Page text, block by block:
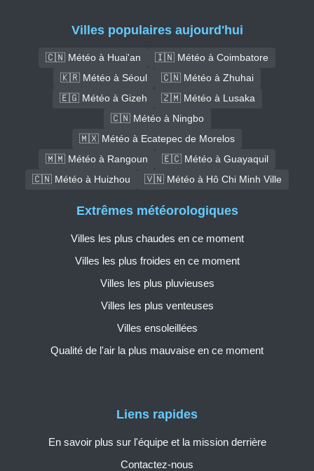
Villes populaires aujourd'hui
🇨🇳 Météo à Huai'an
🇮🇳 Météo à Coimbatore
🇰🇷 Météo à Séoul
🇨🇳 Météo à Zhuhai
🇪🇬 Météo à Gizeh
🇿🇲 Météo à Lusaka
🇨🇳 Météo à Ningbo
🇲🇽 Météo à Ecatepec de Morelos
🇲🇲 Météo à Rangoun
🇪🇨 Météo à Guayaquil
🇨🇳 Météo à Huizhou
🇻🇳 Météo à Hô Chi Minh Ville
Liens rapides
En savoir plus sur l'équipe et la mission derrière
Contactez-nous
Extrêmes météorologiques
Villes les plus chaudes en ce moment
Villes les plus froides en ce moment
Villes les plus pluvieuses
Villes les plus venteuses
Villes ensoleillées
Qualité de l'air la plus mauvaise en ce moment